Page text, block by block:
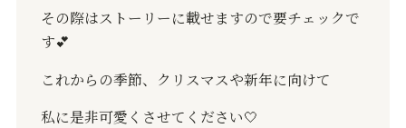
その際はストーリーに載せますので要チェックで
す💕
これからの季節、クリスマスや新年に向けて
私に是非可愛くさせてください🤍